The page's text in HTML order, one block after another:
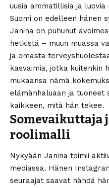
uusia ammatillisia ja
Suomi on edelleen hänen
Janina on puhunut
hetkistä – muun muassa
ja omasta
kasvaimia, jotka kuitenkin
mukaansa nämä
elämänhaluaan ja tuoneet
kaikkeen, mitä hän tekee.
Somevaikuttaja
roolimalli
Nykyään Janina toimii
mediassa. Hänen
seuraajat saavat nähdä